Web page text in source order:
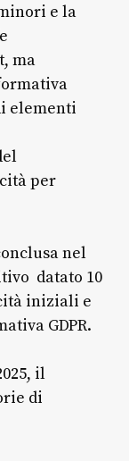
e la
ma
elementi
per
nel
datato 10
iniziali e
GDPR.
il
di